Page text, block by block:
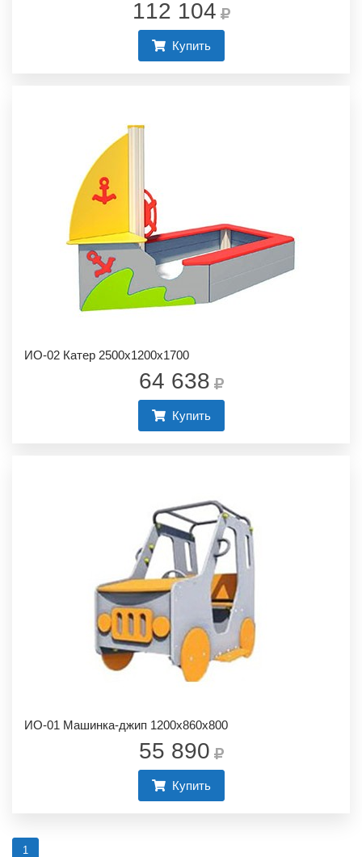
112 104
Купить
ИО-02 Катер 2500х1200х1700
64 638
Купить
ИО-01 Машинка-джип 1200х860х800
55 890
Купить
1